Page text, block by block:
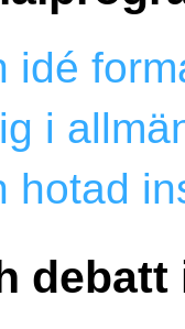
idé
i
hotad
debatt